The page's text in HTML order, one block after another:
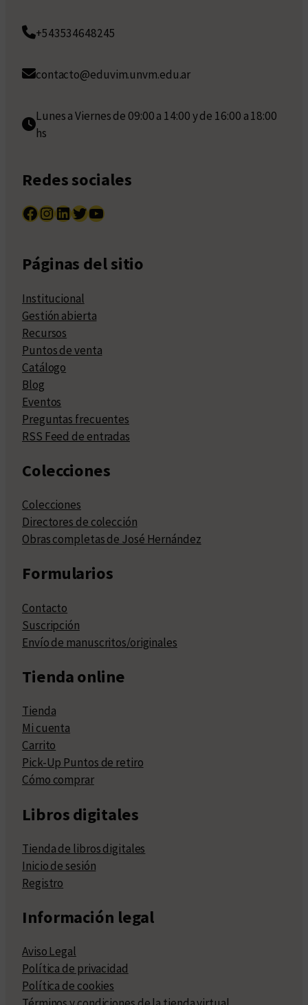
+543534648245
contacto@eduvim.unvm.edu.ar
Lunes a Viernes de 09:00 a 14:00 y de 16:00 a 18:00
hs
Redes sociales
Facebook InstagramLinkedIn Twitter YouTube
Páginas del sitio
Institucional
Gestión abierta
Recursos
Puntos de venta
Catálogo
Blog
Eventos
Preguntas frecuentes
RSS Feed de entradas
Colecciones
Colecciones
Directores de colección
Obras completas de José Hernández
Formularios
Contacto
Suscripción
Envío de manuscritos/originales
Tienda online
Tienda
Mi cuenta
Carrito
Pick-Up Puntos de retiro
Cómo comprar
Libros digitales
Tienda de libros digitales
Inicio de sesión
Registro
Información legal
Aviso Legal
Política de privacidad
Política de cookies